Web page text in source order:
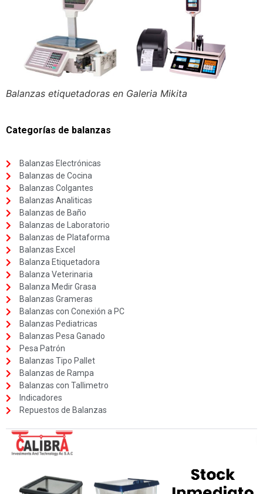
Balanzas etiquetadoras en Galeria Mikita
Categorías de balanzas
Balanzas Electrónicas
Balanzas de Cocina
Balanzas Colgantes
Balanzas Analiticas
Balanzas de Baño
Balanzas de Laboratorio
Balanzas de Plataforma
Balanzas Excel
Balanza Etiquetadora
Balanza Veterinaria
Balanza Medir Grasa
Balanzas Grameras
Balanzas con Conexión a PC
Balanzas Pediatricas
Balanzas Pesa Ganado
Pesa Patrón
Balanzas Tipo Pallet
Balanzas de Rampa
Balanzas con Tallimetro
Indicadores
Repuestos de Balanzas